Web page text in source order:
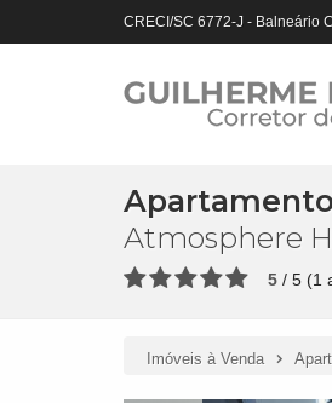
CRECI/SC 6772-J - Balneário
Atmosphere
5 / 5 (1
Imóveis à Venda